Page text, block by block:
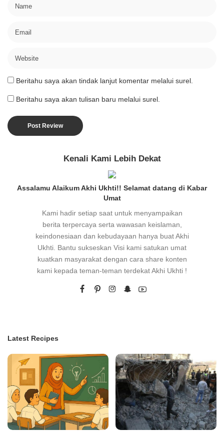
Beritahu saya akan tindak lanjut komentar melalui surel.
Beritahu saya akan tulisan baru melalui surel.
Kenali Kami Lebih Dekat
Assalamu Alaikum Akhi Ukhti!! Selamat datang di Kabar
Umat
Kami hadir setiap saat untuk menyampaikan
berita terpercaya serta wawasan keislaman,
keindonesiaan dan kebudayaan hanya buat Akhi
Ukhti. Bantu sukseskan Visi kami satukan umat
kuatkan masyarakat dengan cara share konten
kami kepada teman-teman terdekat Akhi Ukhti !
Latest Recipes